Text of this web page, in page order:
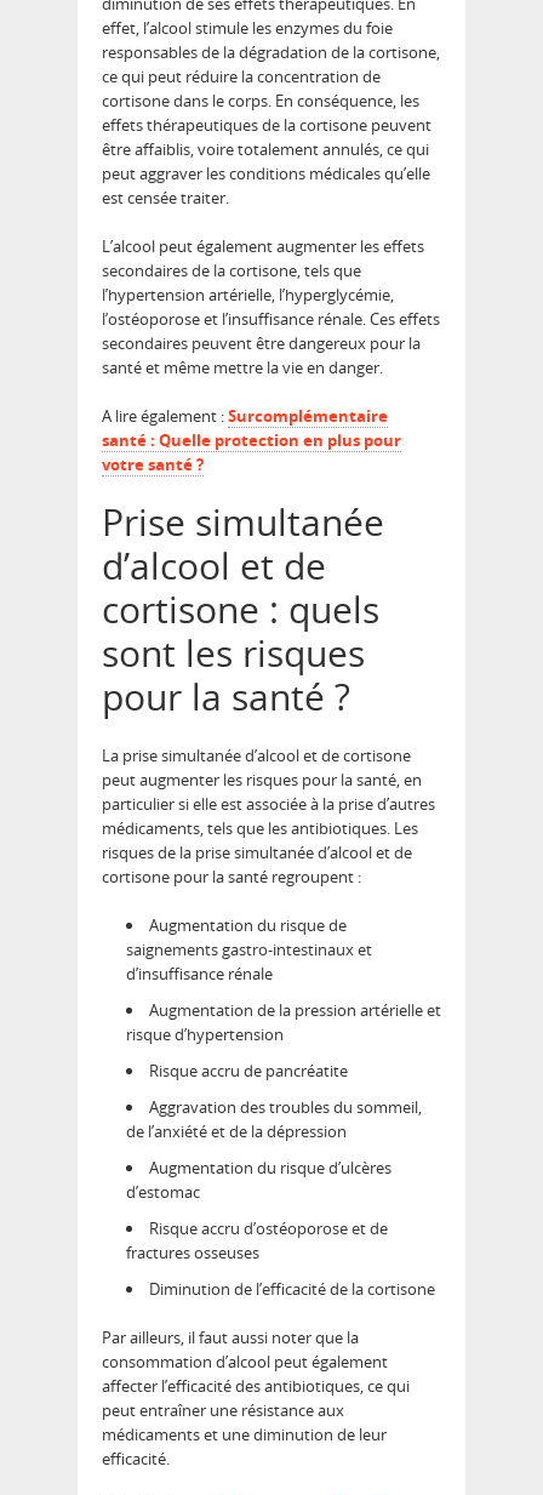
effet, l’alcool stimule les enzymes du foie
responsables de la dégradation de la cortisone,
ce qui peut réduire la concentration de
cortisone dans le corps. En conséquence, les
effets thérapeutiques de la cortisone peuvent
être affaiblis, voire totalement annulés, ce qui
peut aggraver les conditions médicales qu’elle
est censée traiter.
L’alcool peut également augmenter les effets
secondaires de la cortisone, tels que
l’hypertension artérielle, l’hyperglycémie,
l’ostéoporose et l’insuffisance rénale. Ces effets
secondaires peuvent être dangereux pour la
santé et même mettre la vie en danger.
A lire également :Surcomplémentaire
santé : Quelle protection en plus pour
votre santé ?
Prise simultanée
d’alcool et de
cortisone : quels
sont les risques
pour la santé ?
La prise simultanée d’alcool et de cortisone
peut augmenter les risques pour la santé, en
particulier si elle est associée à la prise d’autres
médicaments, tels que les antibiotiques. Les
risques de la prise simultanée d’alcool et de
cortisone pour la santé regroupent :
Augmentation du risque de
saignements gastro-intestinaux et
d’insuffisance rénale
Augmentation de la pression artérielle et
risque d’hypertension
Risque accru de pancréatite
Aggravation des troubles du sommeil,
de l’anxiété et de la dépression
Augmentation du risque d’ulcères
d’estomac
Risque accru d’ostéoporose et de
fractures osseuses
Diminution de l’efficacité de la cortisone
Par ailleurs, il faut aussi noter que la
consommation d’alcool peut également
affecter l’efficacité des antibiotiques, ce qui
peut entraîner une résistance aux
médicaments et une diminution de leur
efficacité.